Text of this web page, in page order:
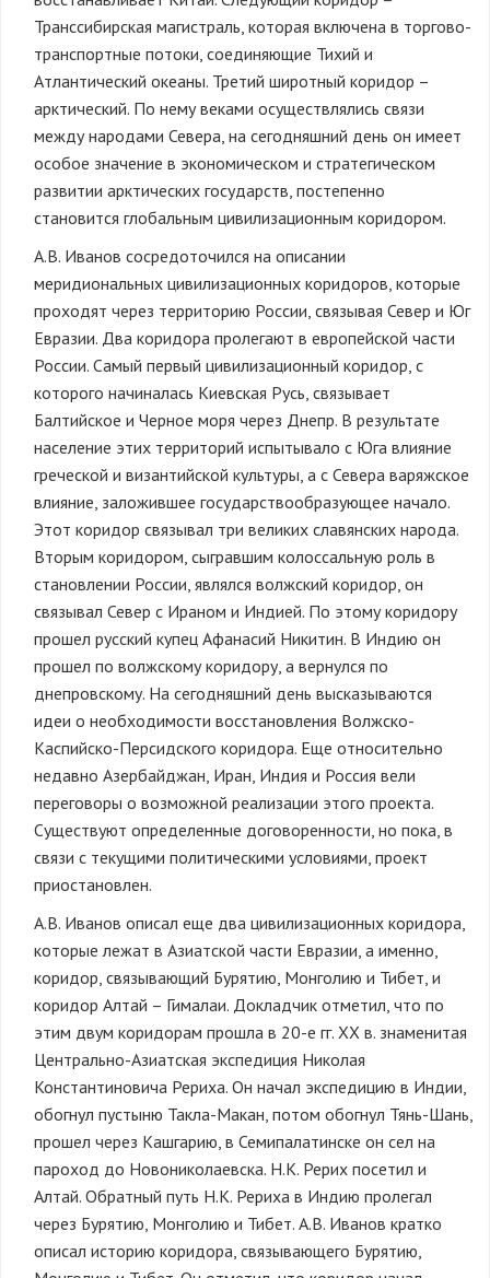
Транссибирская магистраль, которая включена в торгово-
транспортные потоки, соединяющие Тихий и
Атлантический океаны. Третий широтный коридор –
арктический. По нему веками осуществлялись связи
между народами Севера, на сегодняшний день он имеет
особое значение в экономическом и стратегическом
развитии арктических государств, постепенно
становится глобальным цивилизационным коридором.
А.В. Иванов сосредоточился на описании
меридиональных цивилизационных коридоров, которые
проходят через территорию России, связывая Север и Юг
Евразии. Два коридора пролегают в европейской части
России. Самый первый цивилизационный коридор, с
которого начиналась Киевская Русь, связывает
Балтийское и Черное моря через Днепр. В результате
население этих территорий испытывало с Юга влияние
греческой и византийской культуры, а с Севера варяжское
влияние, заложившее государствообразующее начало.
Этот коридор связывал три великих славянских народа.
Вторым коридором, сыгравшим колоссальную роль в
становлении России, являлся волжский коридор, он
связывал Север с Ираном и Индией. По этому коридору
прошел русский купец Афанасий Никитин. В Индию он
прошел по волжскому коридору, а вернулся по
днепровскому. На сегодняшний день высказываются
идеи о необходимости восстановления Волжско-
Каспийско-Персидского коридора. Еще относительно
недавно Азербайджан, Иран, Индия и Россия вели
переговоры о возможной реализации этого проекта.
Существуют определенные договоренности, но пока, в
связи с текущими политическими условиями, проект
приостановлен.
А.В. Иванов описал еще два цивилизационных коридора,
которые лежат в Азиатской части Евразии, а именно,
коридор, связывающий Бурятию, Монголию и Тибет, и
коридор Алтай – Гималаи. Докладчик отметил, что по
этим двум коридорам прошла в 20-е гг. XX в. знаменитая
Центрально-Азиатская экспедиция Николая
Константиновича Рериха. Он начал экспедицию в Индии,
обогнул пустыню Такла-Макан, потом обогнул Тянь-Шань,
прошел через Кашгарию, в Семипалатинске он сел на
пароход до Новониколаевска. Н.К. Рерих посетил и
Алтай. Обратный путь Н.К. Рериха в Индию пролегал
через Бурятию, Монголию и Тибет. А.В. Иванов кратко
описал историю коридора, связывающего Бурятию,